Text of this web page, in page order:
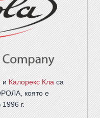
иКалорекс Класа
, която е
г.